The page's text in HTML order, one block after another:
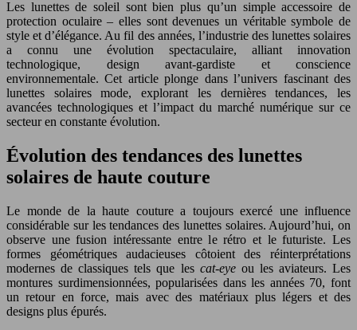
Les lunettes de soleil sont bien plus qu’un simple accessoire de
protection oculaire – elles sont devenues un véritable symbole de
style et d’élégance. Au fil des années, l’industrie des lunettes solaires
a connu une évolution spectaculaire, alliant innovation
technologique, design avant-gardiste et conscience
environnementale. Cet article plonge dans l’univers fascinant des
lunettes solaires mode, explorant les dernières tendances, les
avancées technologiques et l’impact du marché numérique sur ce
secteur en constante évolution.
Évolution des tendances des lunettes
solaires de haute couture
Le monde de la haute couture a toujours exercé une influence
considérable sur les tendances des lunettes solaires. Aujourd’hui, on
observe une fusion intéressante entre le rétro et le futuriste. Les
formes géométriques audacieuses côtoient des réinterprétations
modernes de classiques tels que les cat-eye ou les aviateurs. Les
montures surdimensionnées, popularisées dans les années 70, font
un retour en force, mais avec des matériaux plus légers et des
designs plus épurés.